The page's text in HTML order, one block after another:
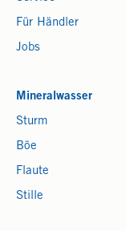
Mineralwasser
Sturm
Böe
Flaute
Stille
Für Händler
Jobs